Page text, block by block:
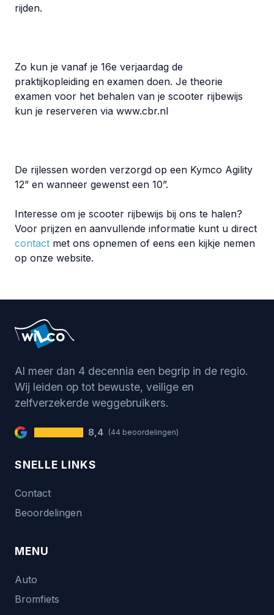
rijden.
Zo kun je vanaf je 16e verjaardag de
praktijkopleiding en examen doen. Je theorie
examen voor het behalen van je scooter rijbewijs
kun je reserveren via www.cbr.nl
De rijlessen worden verzorgd op een Kymco Agility
12” en wanneer gewenst een 10”.
Interesse om je scooter rijbewijs bij ons te halen?
Voor prijzen en aanvullende informatie kunt u direct
contact met ons opnemen of eens een kijkje nemen
op onze website.
Al meer dan 4 decennia een begrip in de regio.
Wij leiden op tot bewuste, veilige en
zelfverzekerde weggebruikers.
8,4 (44 beoordelingen)
SNELLE LINKS
Contact
Beoordelingen
MENU
Auto
Bromfiets